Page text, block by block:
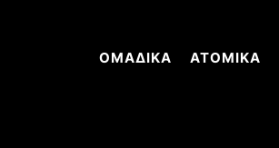
ΟΜΑΔΙΚΆ ΑΤΟΜΙΚΆ